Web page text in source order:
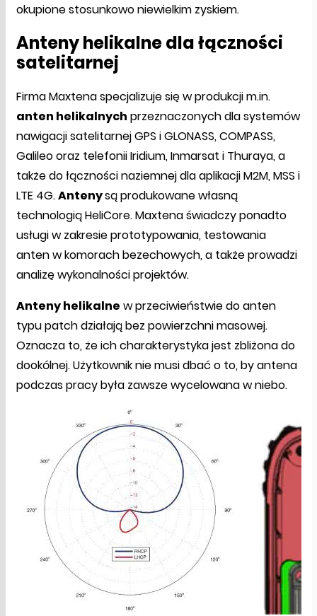
okupione stosunkowo niewielkim zyskiem.
Anteny helikalne dla łączności
satelitarnej
Firma Maxtena specjalizuje się w produkcji m.in.
anten helikalnych przeznaczonych dla systemów
nawigacji satelitarnej GPS i GLONASS, COMPASS,
Galileo oraz telefonii Iridium, Inmarsat i Thuraya, a
także do łączności naziemnej dla aplikacji M2M, MSS i
LTE 4G.Antenysą produkowane własną
technologią HeliCore. Maxtena świadczy ponadto
usługi w zakresie prototypowania, testowania
anten w komorach bezechowych, a także prowadzi
analizę wykonalności projektów.
Anteny helikalne w przeciwieństwie do anten
typu patch działają bez powierzchni masowej.
Oznacza to, że ich charakterystyka jest zbliżona do
dookólnej. Użytkownik nie musi dbać o to, by antena
podczas pracy była zawsze wycelowana w niebo.